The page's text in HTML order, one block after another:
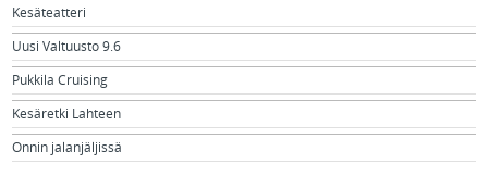
Kesäteatteri
Uusi Valtuusto 9.6
Pukkila Cruising
Kesäretki Lahteen
Onnin jalanjäljissä